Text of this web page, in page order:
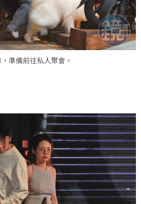
準備前往私人聚會。